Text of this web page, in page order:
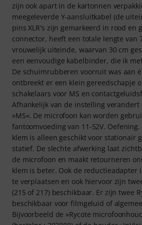
zijn ook apart in de kartonnen
meegeleverde Y-aansluitkabel (de
pins XLR's zijn gemarkeerd in rood en
connector, heeft een totale lengte van
vrouwelijk uiteinde, waarvan 30 cm
een eenvoudige kabelbinder, die ik
De schuimrubberen voorruit was aan
ontbreekt er een klein gereedschapje
schakelaars voor MS en
Afhankelijk van de instelling verandert
»MS«. De microfoon kan worden
fantoomvoeding van 11-52V.
klem is alleen geschikt voor stationair
statief. De slechte afwerking laat
de microfoon en maakt retourneren
klem is beter. Ook de reductieadapter
te verplaatsen en ook hiervoor zijn
(215 of 217) beschikbaar. Er zijn twee
beschikbaar voor filmgeluid of
Bijvoorbeeld de »Rycote